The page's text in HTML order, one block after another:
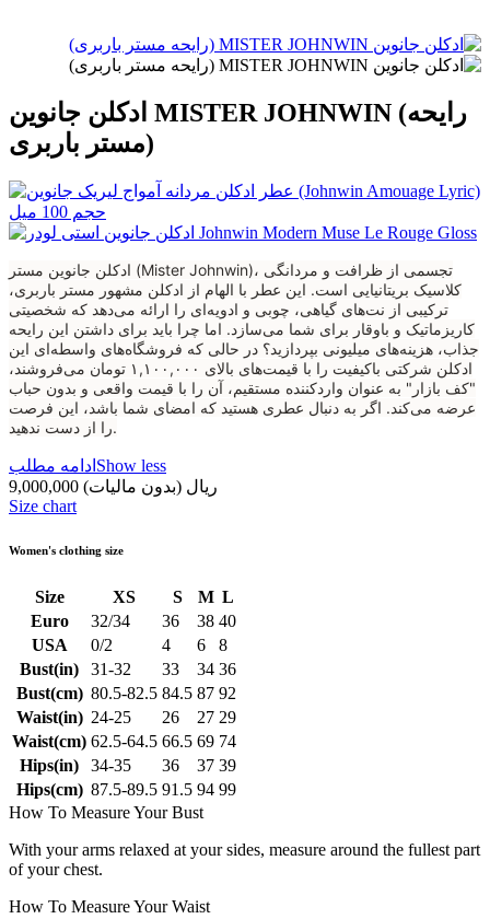
ادکلن جانوین MISTER JOHNWIN (رایحه
مستر باربری)
ادکلن جانوین مستر (Mister Johnwin)، تجسمی از ظرافت و مردانگی
کلاسیک بریتانیایی است. این عطر با الهام از ادکلن مشهور مستر باربری،
ترکیبی از نت‌های گیاهی، چوبی و ادویه‌ای را ارائه می‌دهد که شخصیتی
کاریزماتیک و باوقار برای شما می‌سازد. اما چرا باید برای داشتن این رایحه
جذاب، هزینه‌های میلیونی بپردازید؟ در حالی که فروشگاه‌های واسطه‌ای این
ادکلن شرکتی باکیفیت را با قیمت‌های بالای ۱,۱۰۰,۰۰۰ تومان می‌فروشند،
"کف بازار" به عنوان واردکننده مستقیم، آن را با قیمت واقعی و بدون حباب
عرضه می‌کند. اگر به دنبال عطری هستید که امضای شما باشد، این فرصت
را از دست ندهید.
ادامه مطلب Show less
9,000,000 ریال (بدون مالیات)
Size chart
Women's clothing size
Size XS S M L
Euro
32/34 36 38 40
USA
0/2 4 6
8
Bust(in)
31-32 33 34 36
Bust(cm) 80.5-82.5 84.5 87 92
Waist(in) 24-25 26 27 29
Waist(cm) 62.5-64.5 66.5 69 74
Hips(in)
34-35 36 37 39
Hips(cm) 87.5-89.5 91.5 94 99
How To Measure Your Bust
With your arms relaxed at your sides, measure around the fullest part
of your chest.
How To Measure Your Waist